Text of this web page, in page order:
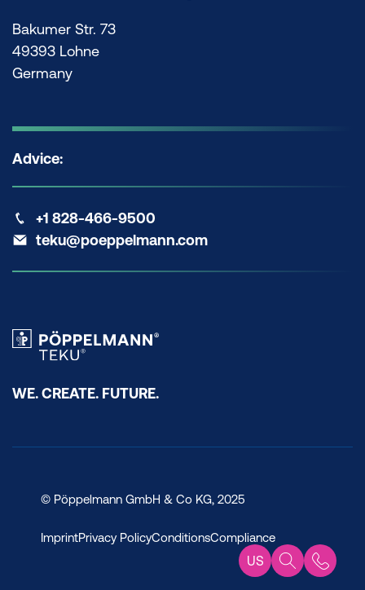
US
Bakumer Str. 73
49393 Lohne
Germany
Advice:
+1 828-466-9500
teku@poeppelmann.com
WE. CREATE. FUTURE.
© Pöppelmann GmbH & Co KG, 2025
ImprintPrivacy PolicyConditionsCompliance